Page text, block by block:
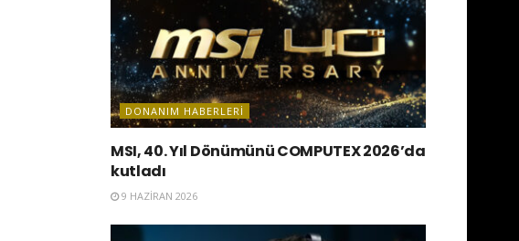
DONANIM HABERLERI
MSI, 40. Yıl Dönümünü COMPUTEX 2026’da
kutladı
9 HAZIRAN 2026